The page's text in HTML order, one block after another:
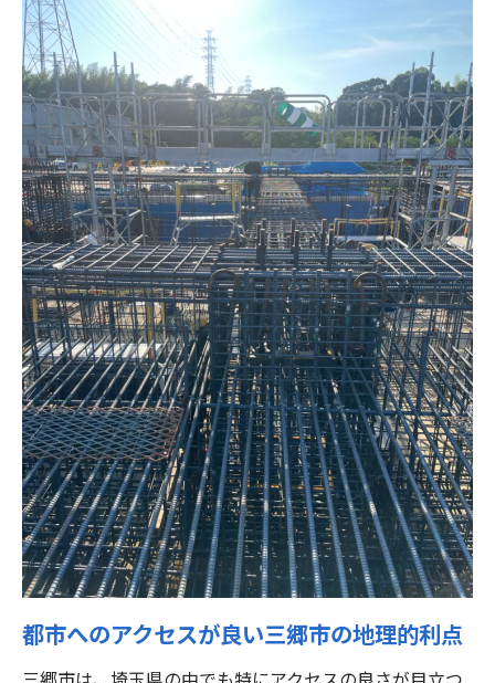
職場
三郷市で年収1000万円を狙う鉄筋工の職場環境
とは
高収入を目指すためのスキルアップ戦略
鉄筋工が求める働きやすい労働環境の条件
生産性を高めるための職場の工夫
自己成長を促すための職場文化
イベントを少なくすることのメリット
職場の安全対策とその効果
鉄筋工の需要が高まる三郷市で年収1000万を達
成するために
三郷市での鉄筋工需要の背景
高収入を狙うための資格取得の重要性
効果的なキャリアプランニングの方法
建設業界のトレンドを読む
労働環境が収入に与える影響
地域との関係性がもたらすビジネスチャン
都市へのアクセスが良い三郷市の地理的利点